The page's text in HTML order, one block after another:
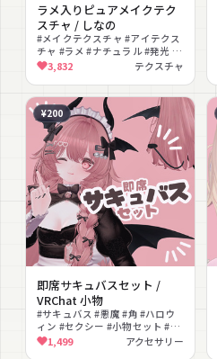
ラメ入りピュアメイクテク
スチャ / しなの
#メイクテクスチャ #アイテクス
チャ #ラメ #ナチュラル #発光 #
改変 #キラキラ #テクスチャ
3,832 テクスチャ
¥200
即席サキュバスセット /
VRChat 小物
#サキュバス #悪魔 #角 #ハロウ
ィン #セクシー #小物セット #改
変 #色変更可能 #ダーク #コウモ
リ翼
1,499 アクセサリー